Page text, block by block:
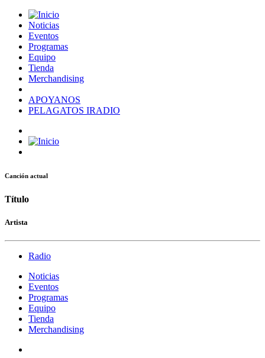
Noticias
Eventos
Programas
Equipo
Tienda
Merchandising
APOYANOS
PELAGATOS IRADIO
Canción actual
Título
Artista
Radio
Noticias
Eventos
Programas
Equipo
Tienda
Merchandising